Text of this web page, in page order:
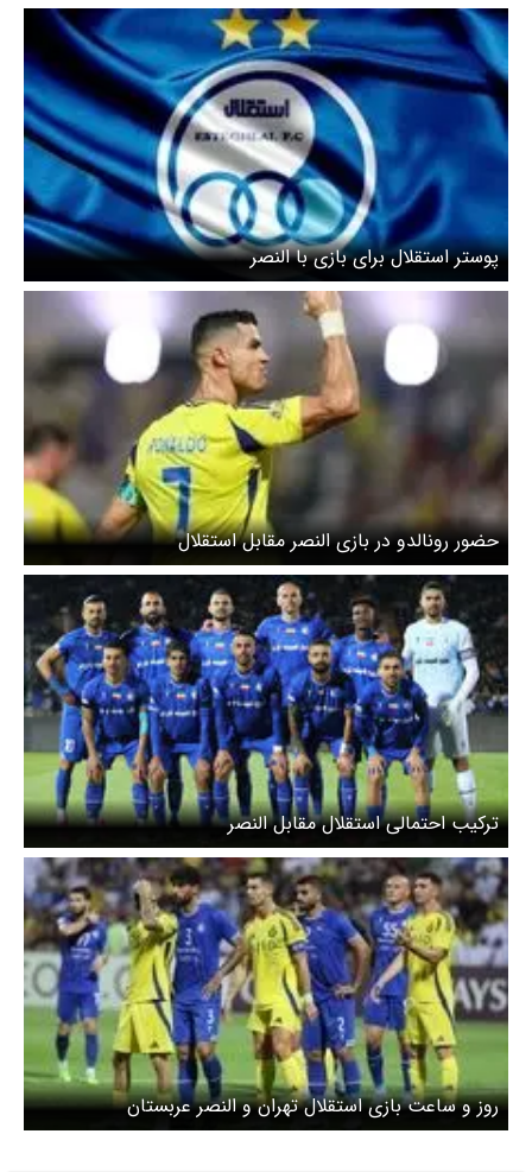
پوستر استقلال برای بازی با النصر
حضور رونالدو در بازی النصر مقابل استقلال
ترکیب احتمالی استقلال مقابل النصر
روز و ساعت بازی استقلال تهران و النصر عربستان